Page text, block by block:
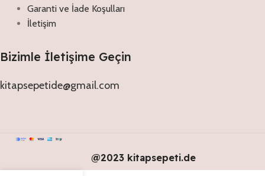
Garanti ve İade Koşulları
İletişim
Bizimle İletişime Geçin
kitapsepetide@gmail.com
@2023 kitapsepeti.de